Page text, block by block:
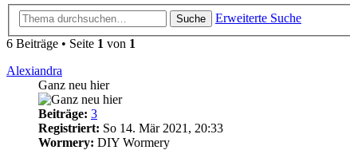
Suche
Erweiterte Suche
6 Beiträge • Seite 1 von 1
Alexiandra
Ganz neu hier
Beiträge: 3
Registriert: So 14. Mär 2021, 20:33
Wormery: DIY Wormery